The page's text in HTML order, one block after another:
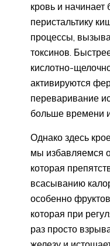
кровь и начинает
перистальтику
процессы,
токсинов.
кислотно-
активируются
переваривание
больше времени и
Однако здесь
мы избавляемся
которая
всасыванию
особенно
которая при
раз просто